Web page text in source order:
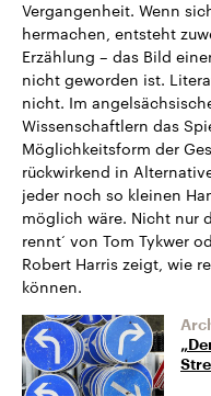
Vergangenheit. Wenn
hermachen, entsteht
Erzählung – das Bild
nicht geworden ist.
nicht. Im
Wissenschaftlern das
Möglichkeitsform der
rückwirkend in
jeder noch so kleinen
möglich wäre. Nicht nur
rennt‘ von Tom Tykwer
Robert Harris zeigt, wie
können.